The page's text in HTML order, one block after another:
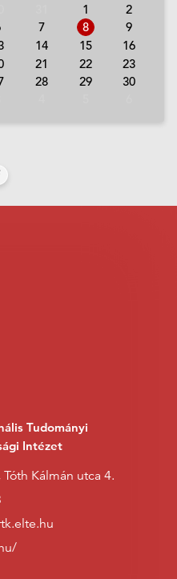
1
2
7 8
9
14 15
16
21 22
23
28 29
30
Tudományi
Intézet
Kálmán utca 4.